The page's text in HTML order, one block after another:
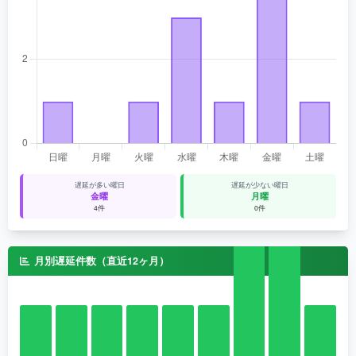
遅延が多い曜日
金曜
4件
遅延が少ない曜日
月曜
0件
月別遅延件数（直近12ヶ月）